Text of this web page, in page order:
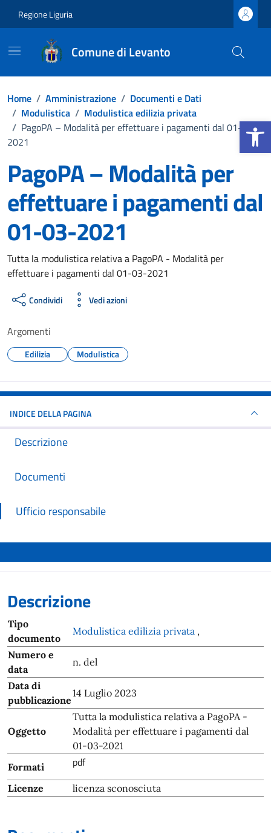
Apri la
Regione Liguria
Comune di Levanto
Home / Amministrazione / Documenti e Dati
/ Modulistica / Modulistica edilizia privata
/ PagoPA – Modalità per effettuare i pagamenti dal 01-03-
2021
PagoPA – Modalità per
effettuare i pagamenti dal
01-03-2021
Dettagli del documento
Tutta la modulistica relativa a PagoPA - Modalità per
effettuare i pagamenti dal 01-03-2021
Condividi Vedi azioni
Argomenti
Edilizia Modulistica
INDICE DELLA PAGINA
Descrizione
Documenti
Ufficio responsabile
Descrizione
Tipo
documento
Modulistica edilizia privata ,
Numero e
data
n. del
Data di
pubblicazione
14 Luglio 2023
Oggetto
Tutta la modulistica relativa a PagoPA -
Modalità per effettuare i pagamenti dal
01-03-2021
Formati
pdf
Licenze licenza sconosciuta